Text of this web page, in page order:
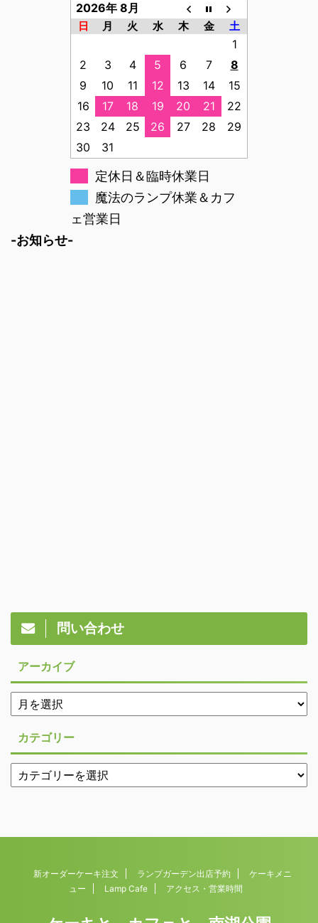
2026年 8月
日 月 火 水 木 金 土
1
2
3 4 5 6 7
8
9
10 11 12 13 14
15
16
17 18 19 20 21
22
23
24 25 26 27 28
29
30
31
定休日＆臨時休業日
魔法のランプ休業＆カフ
ェ営業日
-お知らせ-
問い合わせ
アーカイブ
カテゴリー
新オーダーケーキ注文 ランプガーデン出店予約
ケーキメニ
ュー
Lamp Cafe アクセス・営業時間